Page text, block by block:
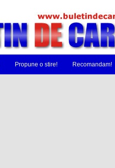
Propune o stire! Recomandam!